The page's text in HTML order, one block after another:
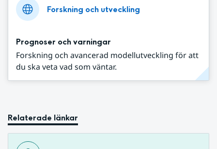
Forskning och utveckling
Prognoser och varningar
Forskning och avancerad modellutveckling för att
du ska veta vad som väntar.
Relaterade länkar